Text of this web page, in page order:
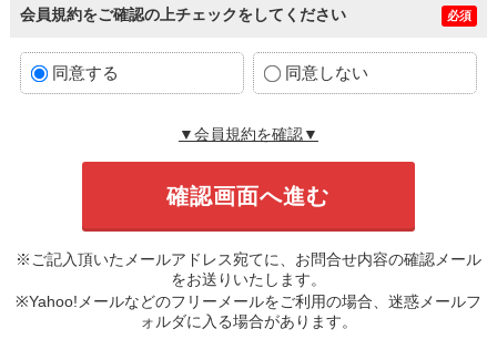
会員規約をご確認の上チェックをしてください 必須
同意する 同意しない
▼会員規約を確認▼
※ご記入頂いたメールアドレス宛てに、お問合せ内容の確認メール
をお送りいたします。
※Yahoo!メールなどのフリーメールをご利用の場合、迷惑メールフ
ォルダに入る場合があります。